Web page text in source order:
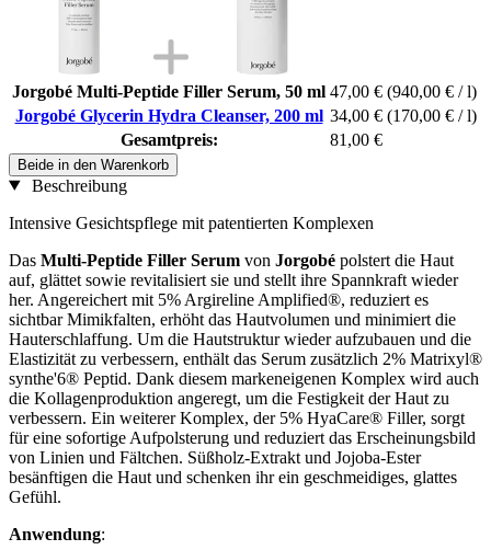
Jorgobé Multi-Peptide Filler Serum, 50 ml 47,00 € (940,00 € / l)
Jorgobé Glycerin Hydra Cleanser, 200 ml 34,00 € (170,00 € / l)
Gesamtpreis:
81,00 €
Beide in den Warenkorb
Beschreibung
Intensive Gesichtspflege mit patentierten Komplexen
Das Multi-Peptide Filler Serum von Jorgobé polstert die Haut
auf, glättet sowie revitalisiert sie und stellt ihre Spannkraft wieder
her. Angereichert mit 5% Argireline Amplified®, reduziert es
sichtbar Mimikfalten, erhöht das Hautvolumen und minimiert die
Hauterschlaffung. Um die Hautstruktur wieder aufzubauen und die
Elastizität zu verbessern, enthält das Serum zusätzlich 2% Matrixyl®
synthe'6® Peptid. Dank diesem markeneigenen Komplex wird auch
die Kollagenproduktion angeregt, um die Festigkeit der Haut zu
verbessern. Ein weiterer Komplex, der 5% HyaCare® Filler, sorgt
für eine sofortige Aufpolsterung und reduziert das Erscheinungsbild
von Linien und Fältchen. Süßholz-Extrakt und Jojoba-Ester
besänftigen die Haut und schenken ihr ein geschmeidiges, glattes
Gefühl.
Anwendung: